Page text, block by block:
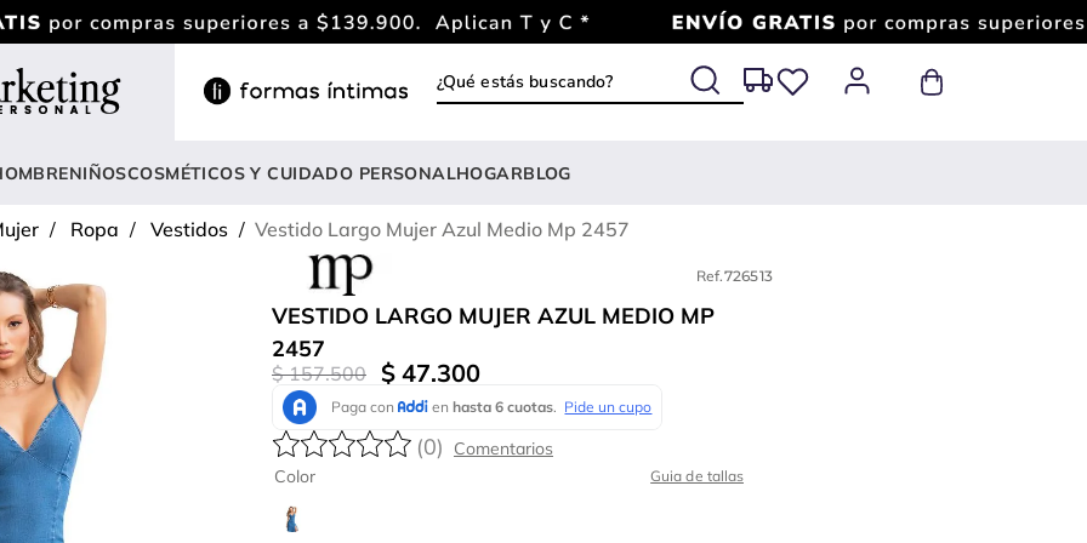
¿Qué estás buscando?
NIÑOSCOSMÉTICOS Y CUIDADO PERSONALHOGARBLOG
Ropa Vestidos Vestido Largo Mujer Azul Medio Mp 2457
Ref.726513
VESTIDO LARGO MUJER AZUL MEDIO MP
2457
$ 157.500 $ 47.300
(0)
Color Guia de tallas